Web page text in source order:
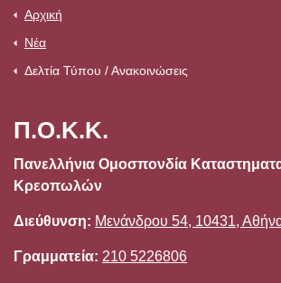
Αρχική
Νέα
Δελτία Τύπου / Ανακοινώσεις
Π.Ο.Κ.Κ.
Πανελλήνια Ομοσπονδία
Κρεοπωλών
Διεύθυνση: Μενάνδρου 54, 10431,
Γραμματεία: 210 5226806